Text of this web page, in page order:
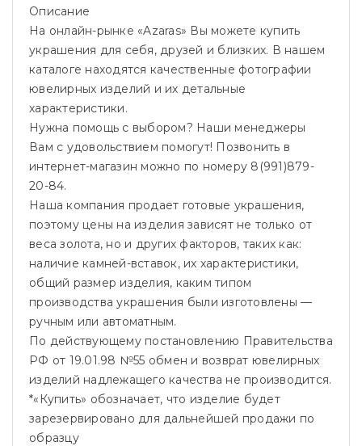
Описание
На онлайн-рынке «Azaras» Вы можете купить
украшения для себя, друзей и близких. В нашем
каталоге находятся качественные фотографии
ювелирных изделий и их детальные
характеристики.
Нужна помощь с выбором? Наши менеджеры
Вам с удовольствием помогут! Позвонить в
интернет-магазин можно по номеру 8(991)879-
20-84.
Наша компания продает готовые украшения,
поэтому цены на изделия зависят не только от
веса золота, но и других факторов, таких как:
наличие камней-вставок, их характеристики,
общий размер изделия, каким типом
производства украшения были изготовлены —
ручным или автоматным.
По действующему постановлению Правительства
РФ от 19.01.98 №55 обмен и возврат ювелирных
изделий надлежащего качества не производится.
*«Купить» обозначает, что изделие будет
зарезервировано для дальнейшей продажи по
образцу